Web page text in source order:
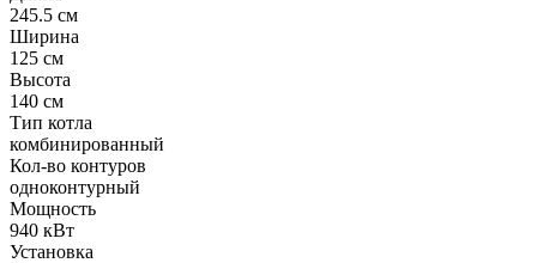
245.5 см
Ширина
125 см
Высота
140 см
Тип котла
комбинированный
Кол-во контуров
одноконтурный
Мощность
940 кВт
Установка